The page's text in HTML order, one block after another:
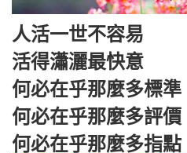
人活一世不容易
活得瀟灑最快意
何必在乎那麼多標準
何必在乎那麼多評價
何必在乎那麼多指點